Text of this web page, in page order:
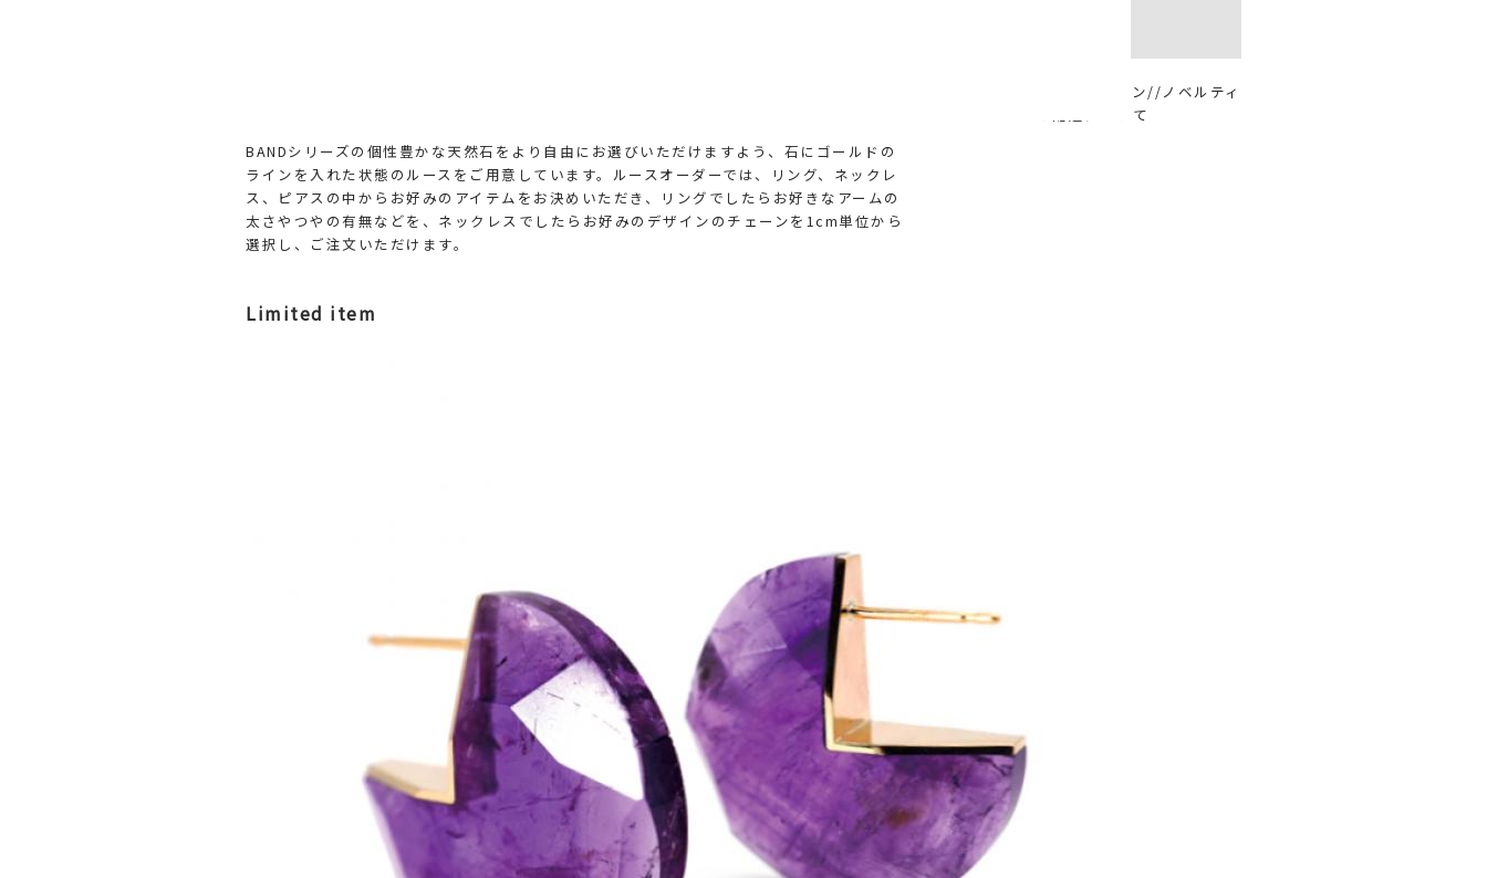
ホリデーシーズン//ノベルティ
とご配送について
BANDシリーズの個性豊かな天然石をより自由にお選びいただけますよう、石にゴールドの
ラインを入れた状態のルースをご用意しています。ルースオーダーでは、リング、ネックレ
ス、ピアスの中からお好みのアイテムをお決めいただき、リングでしたらお好きなアームの
太さやつやの有無などを、ネックレスでしたらお好みのデザインのチェーンを1cm単位から
選択し、ご注文いただけます。
Limited item